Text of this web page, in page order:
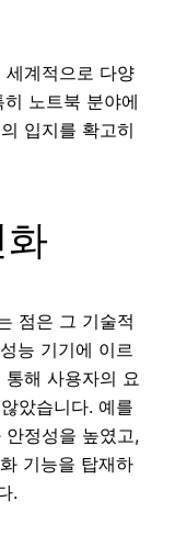
계적으로 다양
노트북 분야에
입지를 확고히
점은 그 기술적
능 기기에 이르
해 사용자의 요
았습니다. 예를
정성을 높였고,
기능을 탑재하
.